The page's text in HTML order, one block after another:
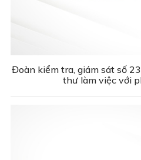
Đoàn kiểm tra, giám sát số
thư làm việc với